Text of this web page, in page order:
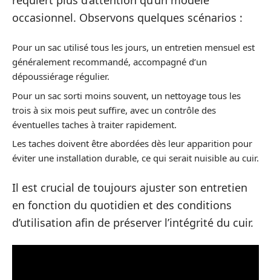
occasionnel. Observons quelques scénarios :
Pour un sac utilisé tous les jours, un entretien mensuel est
généralement recommandé, accompagné d’un
dépoussiérage régulier.
Pour un sac sorti moins souvent, un nettoyage tous les
trois à six mois peut suffire, avec un contrôle des
éventuelles taches à traiter rapidement.
Les taches doivent être abordées dès leur apparition pour
éviter une installation durable, ce qui serait nuisible au cuir.
Il est crucial de toujours ajuster son entretien
en fonction du quotidien et des conditions
d’utilisation afin de préserver l’intégrité du cuir.